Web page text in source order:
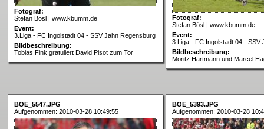
Fotograf:
Stefan Bösl | www.kbumm.de
Event:
3.Liga - FC Ingolstadt 04 - SSV Jahn Regensburg
Bildbeschreibung:
Tobias Fink gratuliert David Pisot zum Tor
Fotograf:
Stefan Bösl | www.kbumm.de
Event:
3.Liga - FC Ingolstadt 04 - SSV
Bildbeschreibung:
Moritz Hartmann und Marcel
BOE_5547.JPG
Aufgenommen: 2010-03-28 10:49:55
BOE_5393.JPG
Aufgenommen: 2010-03-28